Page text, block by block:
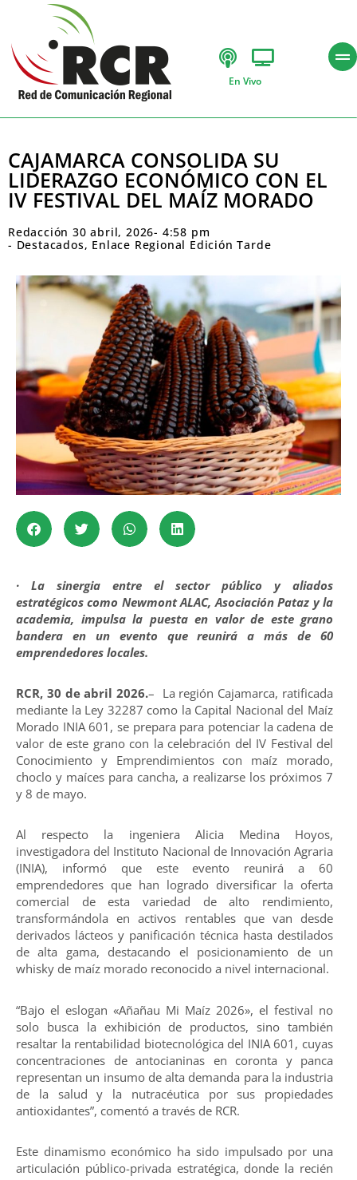
En Vivo
CAJAMARCA CONSOLIDA SU
LIDERAZGO ECONÓMICO CON EL
IV FESTIVAL DEL MAÍZ MORADO
Redacción 30 abril, 2026- 4:58 pm
- Destacados, Enlace Regional Edición Tarde
· La sinergia entre el sector público y aliados
estratégicos como Newmont ALAC, Asociación Pataz y la
academia, impulsa la puesta en valor de este grano
bandera en un evento que reunirá a más de 60
emprendedores locales.
RCR, 30 de abril 2026.– La región Cajamarca, ratificada
mediante la Ley 32287 como la Capital Nacional del Maíz
Morado INIA 601, se prepara para potenciar la cadena de
valor de este grano con la celebración del IV Festival del
Conocimiento y Emprendimientos con maíz morado,
choclo y maíces para cancha, a realizarse los próximos 7
y 8 de mayo.
Al respecto la ingeniera Alicia Medina Hoyos,
investigadora del Instituto Nacional de Innovación Agraria
(INIA), informó que este evento reunirá a 60
emprendedores que han logrado diversificar la oferta
comercial de esta variedad de alto rendimiento,
transformándola en activos rentables que van desde
derivados lácteos y panificación técnica hasta destilados
de alta gama, destacando el posicionamiento de un
whisky de maíz morado reconocido a nivel internacional.
“Bajo el eslogan «Añañau Mi Maíz 2026», el festival no
solo busca la exhibición de productos, sino también
resaltar la rentabilidad biotecnológica del INIA 601, cuyas
concentraciones de antocianinas en coronta y panca
representan un insumo de alta demanda para la industria
de la salud y la nutracéutica por sus propiedades
antioxidantes”, comentó a través de RCR.
Este dinamismo económico ha sido impulsado por una
articulación público-privada estratégica, donde la recién